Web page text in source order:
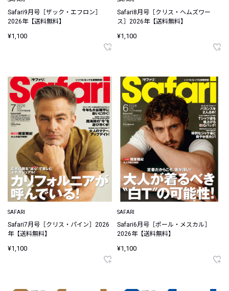
Safari9月号［ザック・エフロン］
2026年【送料無料】
¥1,100
Safari8月号［クリス・ヘムズワー
ス］2026年【送料無料】
¥1,100
SAFARI
Safari7月号［クリス・パイン］2026
年【送料無料】
¥1,100
SAFARI
Safari6月号［ポール・メスカル］
2026年【送料無料】
¥1,100